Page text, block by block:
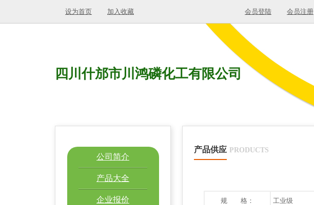
设为首页 加入收藏 会员登陆 会员注册
四川什邡市川鸿磷化工有限公司
公司简介
产品大全
企业报价
产品供应 PRODUCTS
规 格： 工业级